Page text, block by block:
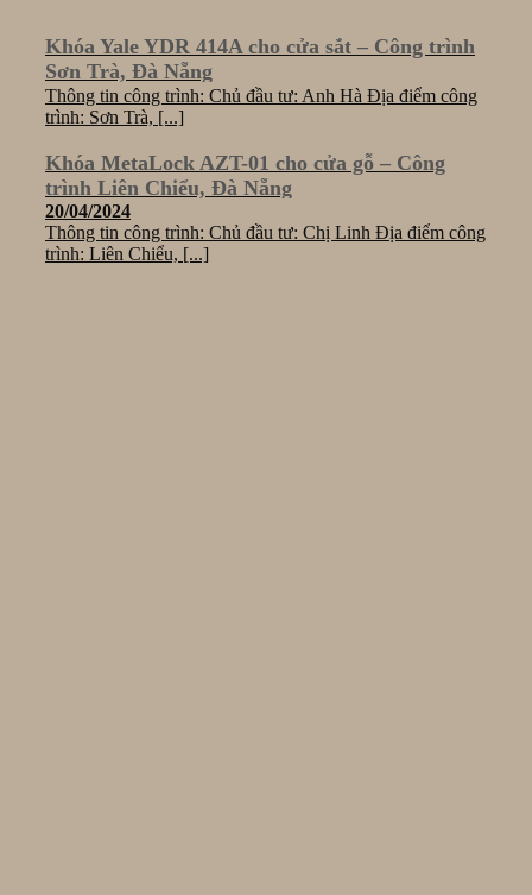
Khóa Yale YDR 414A cho cửa sắt – Công trình
Sơn Trà, Đà Nẵng
Thông tin công trình: Chủ đầu tư: Anh Hà Địa điểm công
trình: Sơn Trà, [...]
Khóa MetaLock AZT-01 cho cửa gỗ – Công
trình Liên Chiểu, Đà Nẵng
20/04/2024
Thông tin công trình: Chủ đầu tư: Chị Linh Địa điểm công
trình: Liên Chiểu, [...]